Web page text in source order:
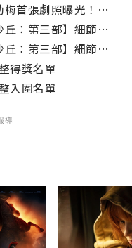
！加碼角色個人海報搶先看
，他比以往兩部都更認真？
，他比以往兩部都更認真？
得獎名單
入圍名單
導